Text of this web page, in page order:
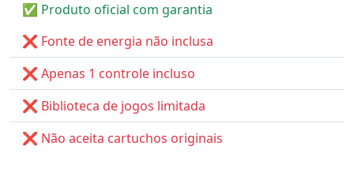
✅ Produto oficial com garantia
❌ Fonte de energia não inclusa
❌ Apenas 1 controle incluso
❌ Biblioteca de jogos limitada
❌ Não aceita cartuchos originais